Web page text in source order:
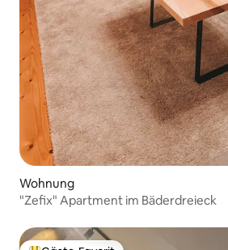
Wohnung
"Zefix" Apartment im Bäderdreieck